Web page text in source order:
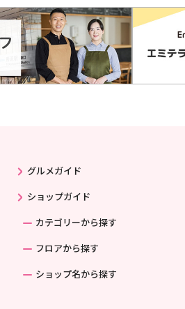
グルメガイド
ショップガイド
カテゴリーから探す
フロアから探す
ショップ名から探す